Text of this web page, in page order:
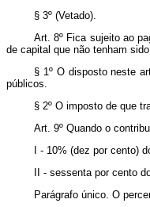
§ 3º (Vetado).
Art. 8º Fica sujeito ao
de capital que não tenham
§ 1º O disposto neste
públicos.
§ 2º O imposto de que
Art. 9º Quando o
I - 10% (dez por
II - sessenta por cento
Parágrafo único. O